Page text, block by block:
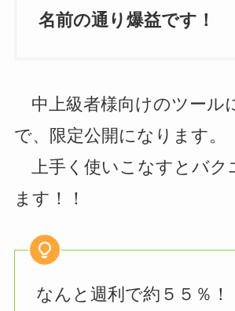
名前の通り爆益です！
中上級者様向けのツール
で、限定公開になります。
上手く使いこなすとバク
ます！！
なんと週利で約５５％！